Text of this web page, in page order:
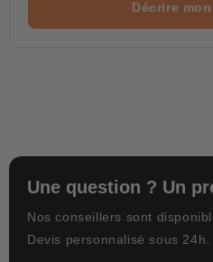
Décrire
Une question ? Un
Nos conseillers sont
Devis personnalisé sous 24h.